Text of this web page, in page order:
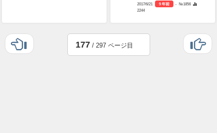
2017/6/21 9 年前
- №1856
2244
177 / 297 ページ目